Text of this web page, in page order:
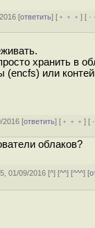
[ответить] [ ﹢﹢﹢] [ ·
хранить в
или
2016 [ответить] [ ﹢﹢﹢] [
облаков?
01/09/2016 [^] [^^] [^^^] [